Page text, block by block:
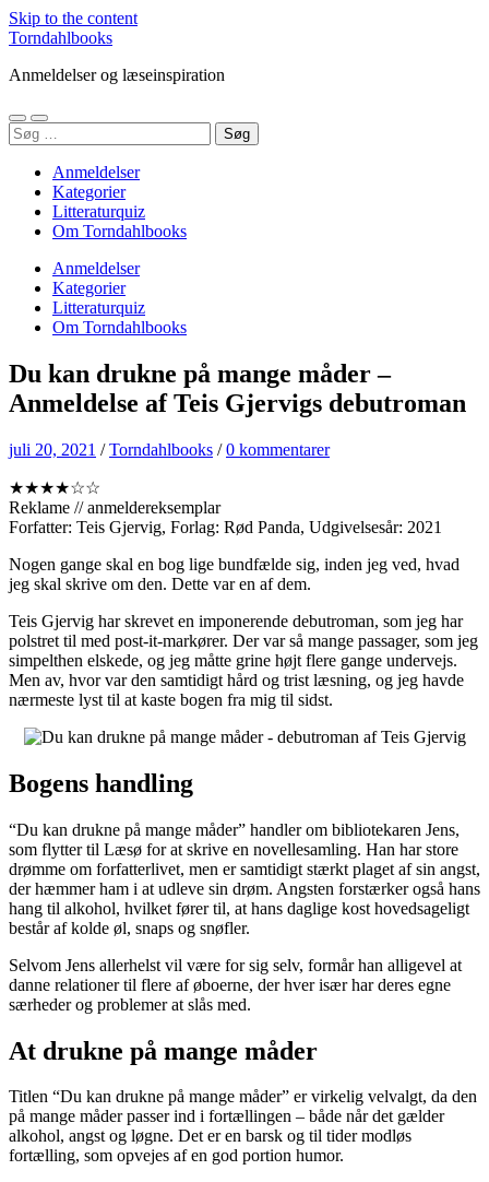
Skip to the content
Torndahlbooks
Anmeldelser og læseinspiration
Toggle
mobile
Toggle
search
Søg
efter:
Anmeldelser
Kategorier
Litteraturquiz
Om Torndahlbooks
Anmeldelser
Kategorier
Litteraturquiz
Om Torndahlbooks
Du kan drukne på mange måder –
Anmeldelse af Teis Gjervigs debutroman
juli 20, 2021 /Torndahlbooks /0 kommentarer
★★★★☆☆
Reklame // anmeldereksemplar
Forfatter: Teis Gjervig, Forlag: Rød Panda, Udgivelsesår: 2021
Nogen gange skal en bog lige bundfælde sig, inden jeg ved, hvad
jeg skal skrive om den. Dette var en af dem.
Teis Gjervig har skrevet en imponerende debutroman, som jeg har
polstret til med post-it-markører. Der var så mange passager, som jeg
simpelthen elskede, og jeg måtte grine højt flere gange undervejs.
Men av, hvor var den samtidigt hård og trist læsning, og jeg havde
nærmeste lyst til at kaste bogen fra mig til sidst.
Bogens handling
“Du kan drukne på mange måder” handler om bibliotekaren Jens,
som flytter til Læsø for at skrive en novellesamling. Han har store
drømme om forfatterlivet, men er samtidigt stærkt plaget af sin angst,
der hæmmer ham i at udleve sin drøm. Angsten forstærker også hans
hang til alkohol, hvilket fører til, at hans daglige kost hovedsageligt
består af kolde øl, snaps og snøfler.
Selvom Jens allerhelst vil være for sig selv, formår han alligevel at
danne relationer til flere af øboerne, der hver især har deres egne
særheder og problemer at slås med.
At drukne på mange måder
Titlen “Du kan drukne på mange måder” er virkelig velvalgt, da den
på mange måder passer ind i fortællingen – både når det gælder
alkohol, angst og løgne. Det er en barsk og til tider modløs
fortælling, som opvejes af en god portion humor.